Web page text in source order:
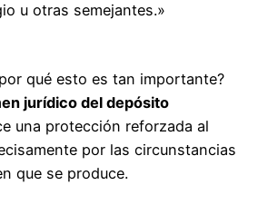
u otras semejantes.»
qué esto es tan importante?
jurídico del depósito
una protección reforzada al
por las circunstancias
que se produce.